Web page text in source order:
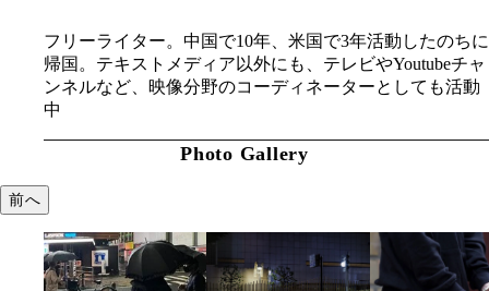
フリーライター。中国で10年、米国で3年活動したのちに
帰国。テキストメディア以外にも、テレビやYoutubeチャ
ンネルなど、映像分野のコーディネーターとしても活動
中
Photo Gallery
前へ